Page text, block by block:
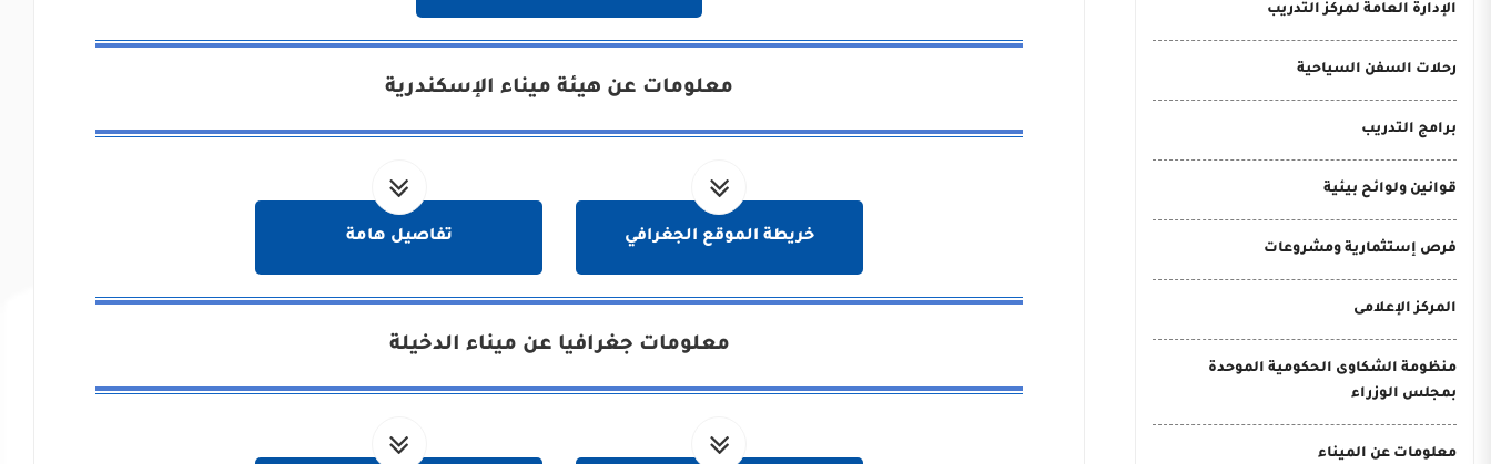
الإدارة العامة لمركز التدريب
رحلات السفن السياحية
برامج التدريب
قوانين ولوائح بيئية
فرص إستثمارية ومشروعات
المركز الإعلامى
منظومة الشكاوى الحكومية الموحدة
بمجلس الوزراء
معلومات عن الميناء
معلومات عن هيئة ميناء الإسكندرية
خريطة الموقع الجغرافي تفاصيل هامة
معلومات جغرافيا عن ميناء الدخيلة